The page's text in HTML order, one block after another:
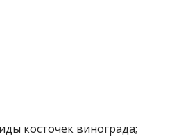
косточек винограда;